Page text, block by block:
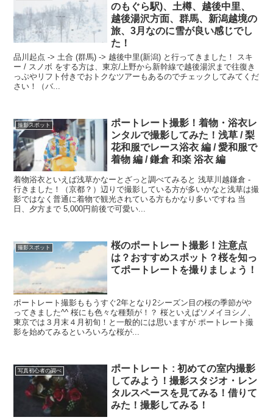
のもぐら駅)、土樽、越後中里、
越後湯沢方面、群馬、新潟越境の
旅、3月なのに雪が良い感じでし
た！
品川起点 -> 土合 (群馬) -> 越後中里(新潟) と行ってきました！ スキ
ー / スノボ をする方は、東京/上野から新幹線で越後湯沢まで往復き
っぷやリフト付きでおトクなツアーもあるのでチェックしてみてくだ
さい！（バ...
撮影スポット
ポートレート撮影！着物・浴衣レ
ンタルで撮影してみた！浅草 / 梨
花和服でレース浴衣 編 / 愛和服で
着物 編 / 鎌倉 和楽 浴衣 編
着物浴衣といえば浅草かなーとざっと調べてみると 浅草川越鎌倉 -
行きました！（京都？）辺りで撮影している方が多いかなと浅草は撮
影ではなく普通に着物で観光されている方もかなり多いですね 当
日、夕方まで 5,000円前後で可愛い...
撮影スポット
桜のポートレート撮影！注意点
は？おすすめスポット？桜を知っ
てポートレートを撮りましょう！
ポートレート撮影ももうすぐ2年となり2シーズン目の桜の季節がや
ってきました^^ 桜にも色々な種類が！？ 桜といえばソメイヨシノ、
東京では３月末４月初旬！と一般的には思いますが ポートレート撮
影を始めてみるといろいろな桜が...
写真初心者の調べ
ポートレート : 初めての室内撮影
してみよう！撮影スタジオ・レン
タルスペースを見てみる！借りて
みた！撮影してみる！